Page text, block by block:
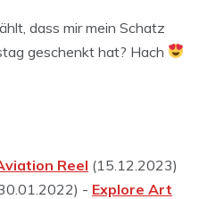
dass mir mein Schatz
geschenkt hat? Hach
Reel (15.12.2023)
- Explore Art